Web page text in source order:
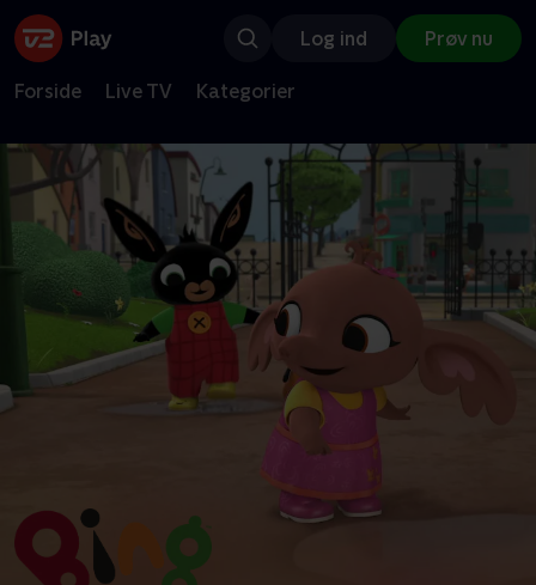
Log ind Prøv nu
Forside Live TV Kategorier